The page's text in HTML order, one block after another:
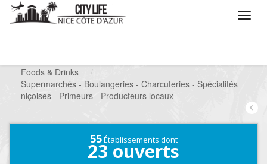
Foods & Drinks
/
Supermarchés - Boulangeries - Charcuteries - Spécialités
niçoises - Primeurs - Producteurs locaux
55Établissements dont
23 ouverts